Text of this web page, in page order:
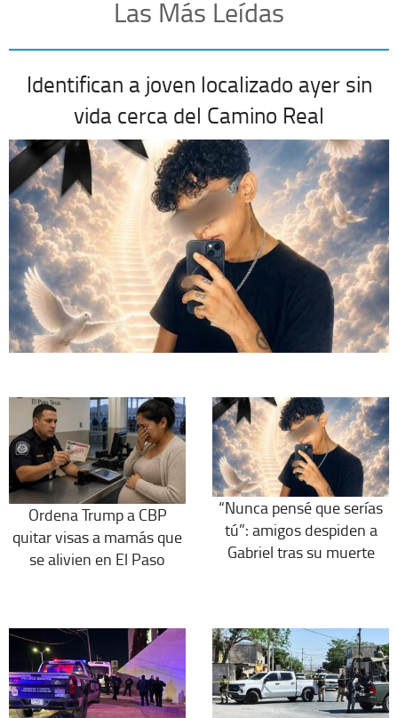
Las Más Leídas
Identifican a joven localizado ayer sin
vida cerca del Camino Real
Ordena Trump a CBP
quitar visas a mamás que
se alivien en El Paso
“Nunca pensé que serías
tú”: amigos despiden a
Gabriel tras su muerte